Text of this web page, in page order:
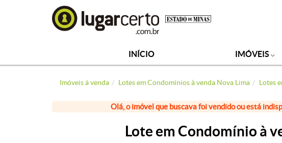
INÍCIO IMÓVEIS
Imóveis à venda Lotes em Condomínios à venda Nova Lima Lotes
Olá, o imóvel que buscava foi vendido ou está
Lote em Condomínio à